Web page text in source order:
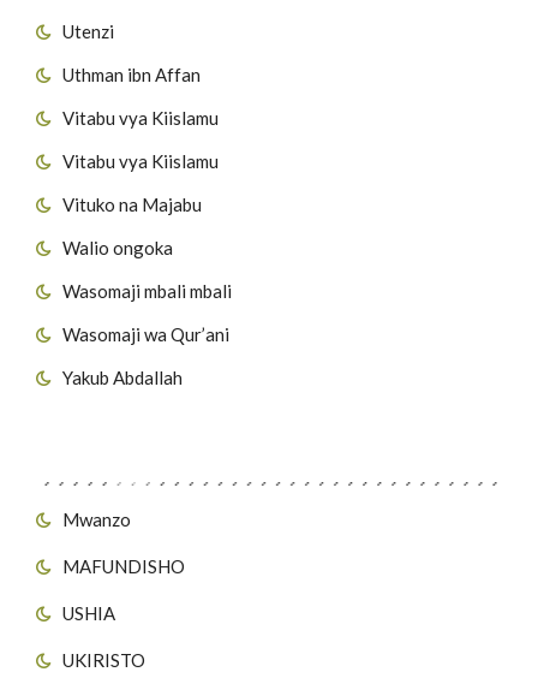
Utenzi
Uthman ibn Affan
Vitabu vya Kiislamu
Vitabu vya Kiislamu
Vituko na Majabu
Walio ongoka
Wasomaji mbali mbali
Wasomaji wa Qur’ani
Yakub Abdallah
Mwanzo
MAFUNDISHO
USHIA
UKIRISTO